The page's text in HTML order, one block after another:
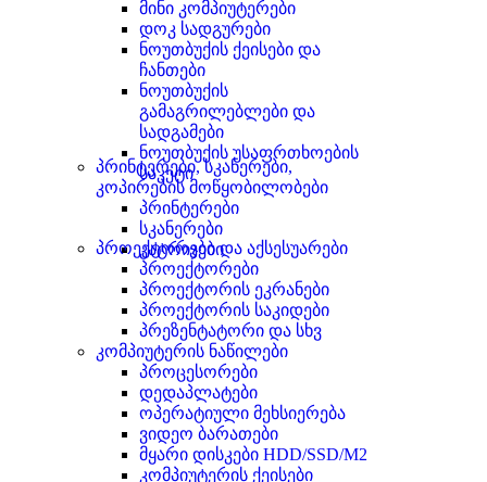
მინი კომპიუტერები
დოკ სადგურები
ნოუთბუქის ქეისები და
ჩანთები
ნოუთბუქის
გამაგრილებლები და
სადგამები
ნოუთბუქის უსაფრთხოების
საკეტი
პრინტერები, სკანერები,
კოპირების მოწყობილობები
პრინტერები
სკანერები
კატრიჯები
პროექტორები და აქსესუარები
პროექტორები
პროექტორის ეკრანები
პროექტორის საკიდები
პრეზენტატორი და სხვ
კომპიუტერის ნაწილები
პროცესორები
დედაპლატები
ოპერატიული მეხსიერება
ვიდეო ბარათები
მყარი დისკები HDD/SSD/M2
კომპიუტერის ქეისები